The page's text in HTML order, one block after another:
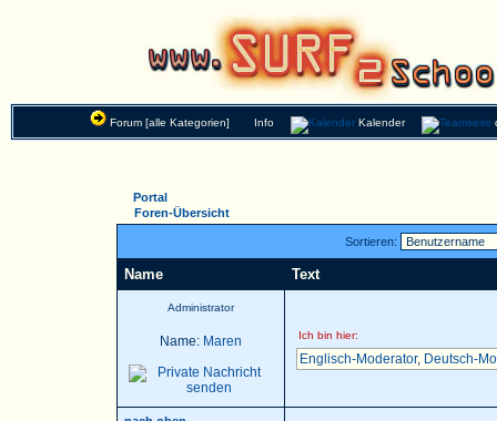
Forum [alle Kategorien] Info Kalender
Portal
Foren-Übersicht
Sortieren:
Name Text
Administrator
Name: Maren Ich bin hier:
Englisch-Moderator, Deutsch-